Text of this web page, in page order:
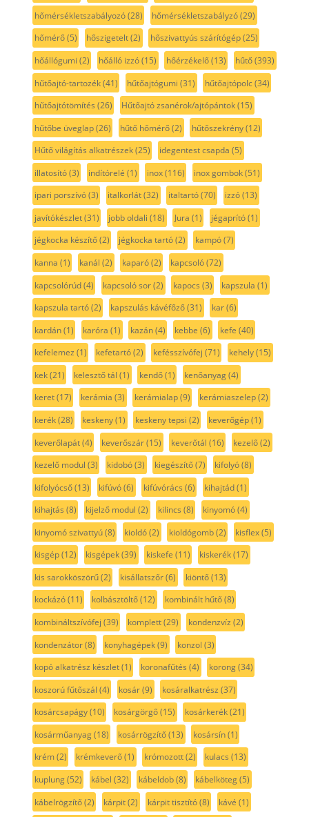
hőmérsékletszabályozó(28) hőmérsékletszabályzó(29)
hőmérő(5) hőszigetelt(2) hőszivattyús szárítógép(25)
hőállógumi (2) hőálló izzó(15) hőérzékelő(13) hűtő(393)
hűtőajtó-tartozék(41) hűtőajtógumi (31) hűtőajtópolc(34)
hűtőajtótömítés (26) Hűtőajtó zsanérok/ajtópántok(15)
hűtőbe üveglap(26) hűtő hőmérő(2) hűtőszekrény(12)
Hűtő világítás alkatrészek(25) idegentest csapda (5)
illatosító(3) indítórelé (1) inox(116) inox gombok(51)
ipari porszívó(3) italkorlát(32) italtartó(70) izzó(13)
javítókészlet(31) jobb oldali (18) Jura (1) jégaprító(1)
jégkocka készítő(2) jégkocka tartó(2) kampó(7)
kanna (1) kanál (2) kaparó(2) kapcsoló(72)
kapcsolórúd(4) kapcsoló sor(2) kapocs (3) kapszula (1)
kapszula tartó(2) kapszulás kávéfőző(31) kar(6)
kardán(1) karóra (1) kazán(4) kebbe (6) kefe (40)
kefelemez (1) kefetartó(2) kefésszívófej (71) kehely(15)
kek(21) kelesztő tál (1) kendő(1) kenőanyag(4)
keret(17) kerámia (3) kerámialap(9) kerámiaszelep(2)
kerék(28) keskeny(1) keskeny tepsi (2) keverőgép(1)
keverőlapát(4) keverőszár(15) keverőtál (16) kezelő(2)
kezelő modul (3) kidobó(3) kiegészítő(7) kifolyó(8)
kifolyócső(13) kifúvó(6) kifúvórács (6) kihajtád(1)
kihajtás (8) kijelző modul (2) kilincs (8) kinyomó(4)
kinyomó szivattyú(8) kioldó(2) kioldógomb(2) kisflex(5)
kisgép(12) kisgépek(39) kiskefe (11) kiskerék(17)
kis sarokköszörű(2) kisállatszőr(6) kiöntő(13)
kockázó(11) kolbásztöltő(12) kombinált hűtő(8)
kombináltszívófej (39) komplett(29) kondenzvíz (2)
kondenzátor(8) konyhagépek(9) konzol (3)
kopó alkatrész készlet(1) koronafűtés (4) korong(34)
koszorú fűtőszál (4) kosár(9) kosáralkatrész (37)
kosárcsapágy(10) kosárgörgő(15) kosárkerék(21)
kosárműanyag(18) kosárrögzítő(13) kosársín(1)
krém(2) krémkeverő(1) krómozott(2) kulacs (13)
kuplung(52) kábel (32) kábeldob(8) kábelköteg(5)
kábelrögzítő(2) kárpit(2) kárpit tisztító(8) kávé (1)